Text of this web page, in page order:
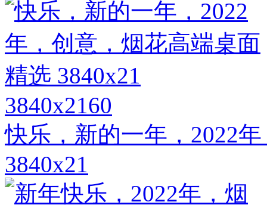
3840x2160
快乐，新的一年，2022
3840x21